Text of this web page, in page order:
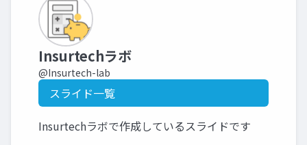
Insurtechラボ
@Insurtech-lab
スライド一覧
Insurtechラボで作成しているスライドです